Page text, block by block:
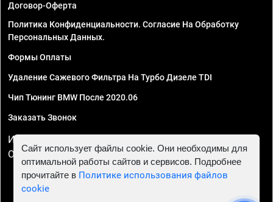
Договор-Оферта
Политика Конфиденциальности. Согласие На Обработку
Персональных Данных.
Формы Оплаты
Удаление Сажевого Фильтра На Турбо Дизеле TDI
Чип Тюнинг BMW После 2020.06
Заказать Звонок
ИП Смирнов Георгий Павлович. ИНН 781302555843,
ОГРНИП 324470400032610
Сайт использует файлы cookie. Они необходимы для
оптимальной работы сайтов и сервисов. Подробнее
прочитайте в Политике использования файлов
cookie